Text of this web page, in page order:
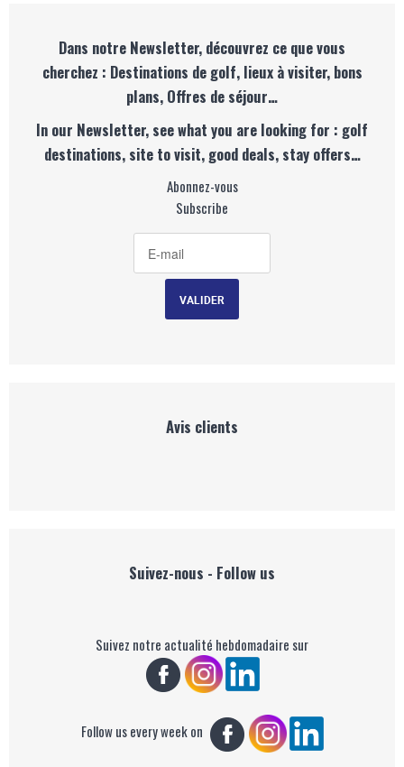
Dans notre Newsletter, découvrez ce que vous
cherchez : Destinations de golf, lieux à visiter, bons
plans, Offres de séjour…
In our Newsletter, see what you are looking for : golf
destinations, site to visit, good deals, stay offers…
Abonnez-vous
Subscribe
Avis clients
Suivez-nous - Follow us
Suivez notre actualité hebdomadaire sur
Follow us every week on